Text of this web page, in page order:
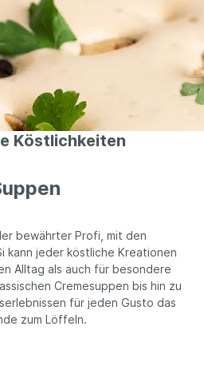
Köstlichkeiten
bewährter Profi, mit den
kann jeder köstliche Kreationen
Alltag als auch für besondere
Cremesuppen bis hin zu
für jeden Gusto das
zum Löffeln.